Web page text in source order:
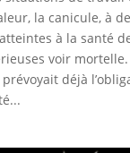
la canicule, à
à la santé
voir mortelle.
déjà